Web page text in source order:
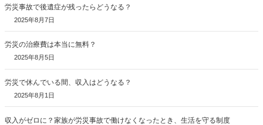
労災事故で後遺症が残ったらどうなる？
2025年8月7日
労災の治療費は本当に無料？
2025年8月5日
労災で休んでいる間、収入はどうなる？
2025年8月1日
収入がゼロに？家族が労災事故で働けなくなったとき、生活を守る制度